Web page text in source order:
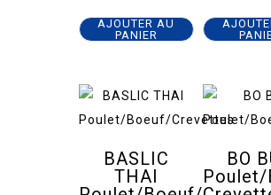
AJOUTER AU
PANIER
BASLIC
THAI
BO